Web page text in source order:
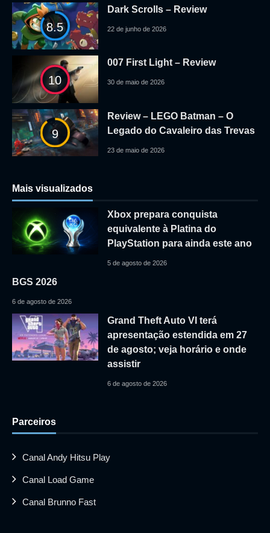
8.5
Dark Scrolls – Review
22 de junho de 2026
10
007 First Light – Review
30 de maio de 2026
9
Review – LEGO Batman – O
Legado do Cavaleiro das Trevas
23 de maio de 2026
Mais visualizados
Xbox prepara conquista
equivalente à Platina do
PlayStation para ainda este ano
5 de agosto de 2026
BGS 2026
6 de agosto de 2026
Grand Theft Auto VI terá
apresentação estendida em 27
de agosto; veja horário e onde
assistir
6 de agosto de 2026
Parceiros
Canal Andy Hitsu Play
Canal Load Game
Canal Brunno Fast